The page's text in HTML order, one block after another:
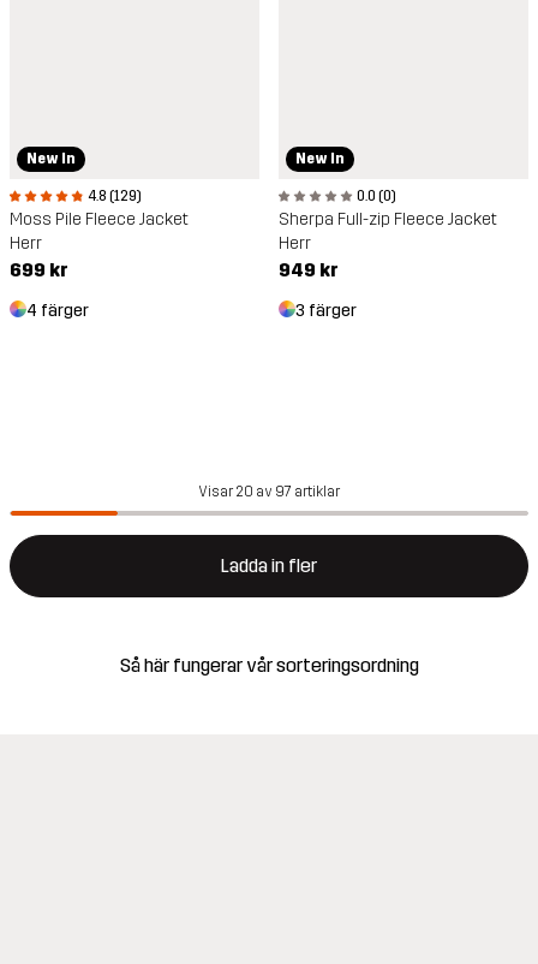
New In
4.8 (129)
Moss Pile Fleece Jacket
Herr
699 kr
4 färger
New In
0.0 (0)
Sherpa Full-zip Fleece Jacket
Herr
949 kr
3 färger
Visar 20 av 97 artiklar
Ladda in fler
Så här fungerar vår sorteringsordning